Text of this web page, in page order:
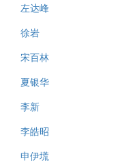
左达峰
徐岩
宋百林
夏银华
李新
李皓昭
申伊塃